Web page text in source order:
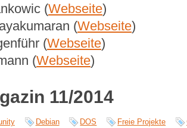
(Webseite)
(Webseite)
(Webseite)
(Webseite)
11/2014
Debian DOS Freie Projekte